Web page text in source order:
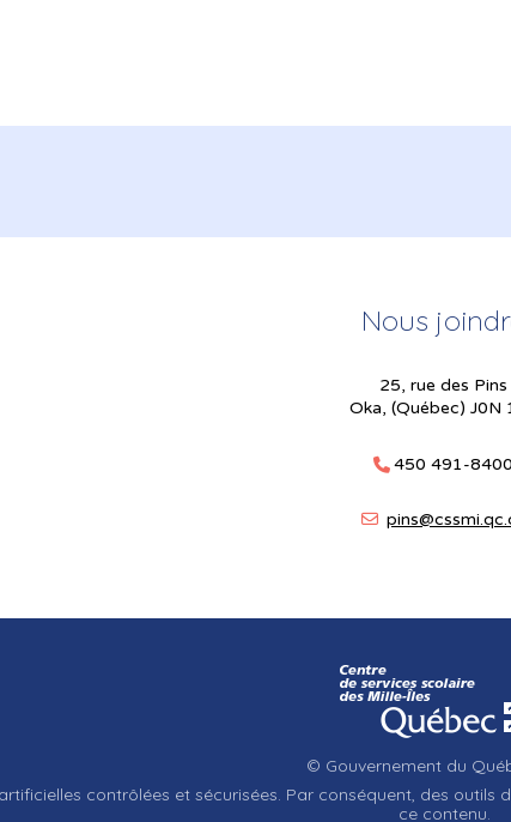
Nous
25, rue des Pins
Oka, (Québec) J0N
450 491-8400
© Gouvernement du
contrôlées et sécurisées. Par conséquent, des
ce contenu.